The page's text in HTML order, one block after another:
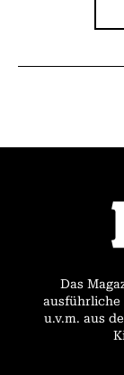
Das
ausführliche
u.v.m. aus